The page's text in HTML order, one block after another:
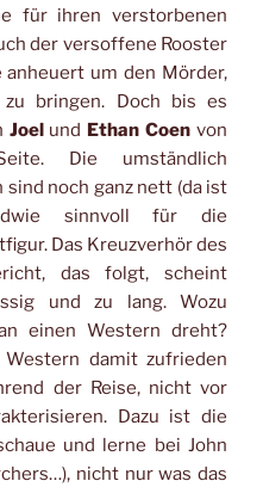
für ihren verstorbenen
der versoffene Rooster
anheuert um den Mörder,
bringen. Doch bis es
Joelund Ethan Coen von
Die umständlich
noch ganz nett (da ist
sinnvoll für die
Das Kreuzverhör des
das folgt, scheint
und zu lang. Wozu
einen Western dreht?
damit zufrieden
der Reise, nicht vor
Dazu ist die
und lerne bei John
nicht nur was das